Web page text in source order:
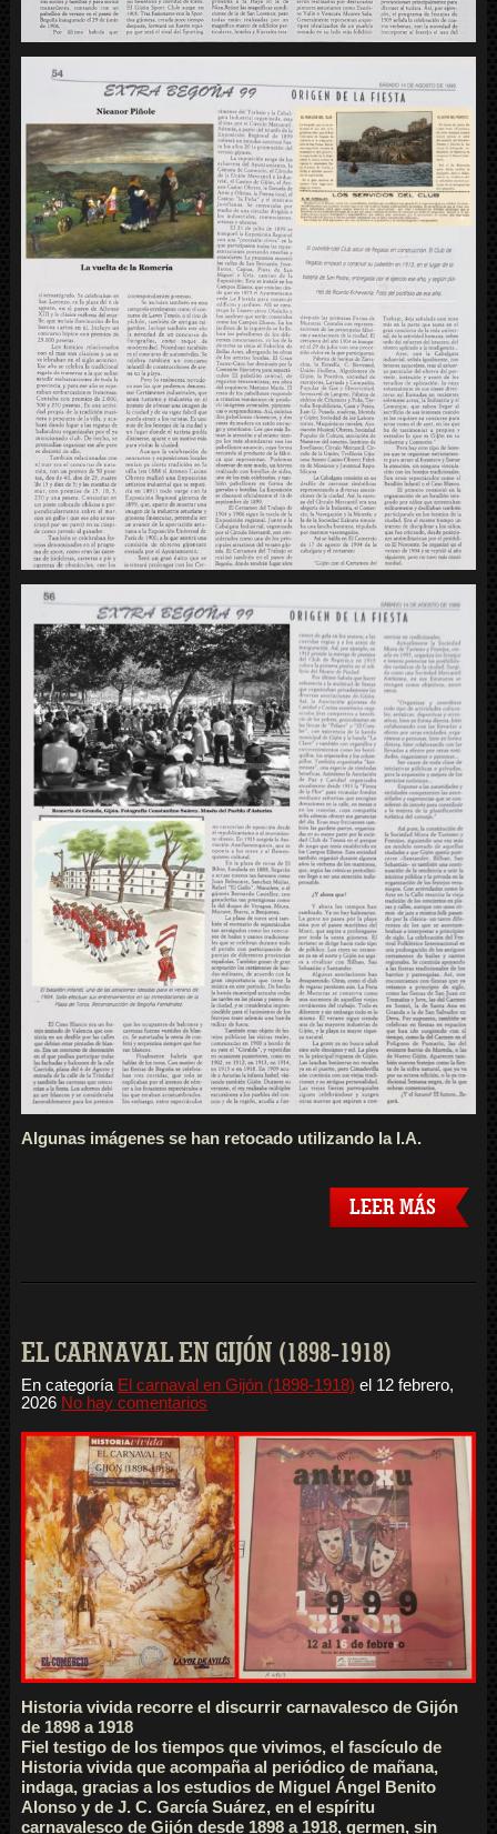
Algunas imágenes se han retocado utilizando la I.A.
LEER MÁS
EL CARNAVAL EN GIJÓN (1898-1918)
En categoría El carnaval en Gijón (1898-1918) el 12 febrero,
2026 No hay comentarios
Historia vivida recorre el discurrir carnavalesco de Gijón
de 1898 a 1918
Fiel testigo de los tiempos que vivimos, el fascículo de
Historia vivida que acompaña al periódico de mañana,
indaga, gracias a los estudios de Miguel Ángel Benito
Alonso y de J. C. García Suárez, en el espíritu
carnavalesco de Gijón desde 1898 a 1918, germen, sin